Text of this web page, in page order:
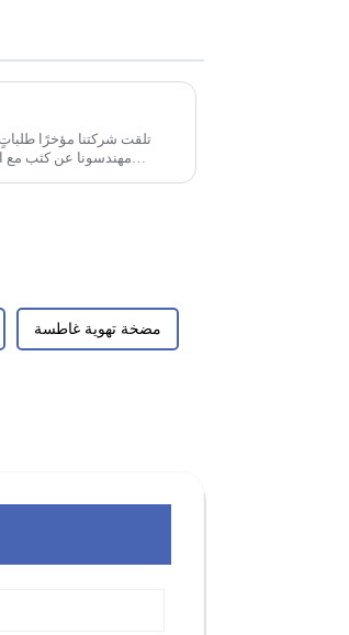
تلقت شركتنا مؤخرًا
مهندسونا عن كثب مع
مضخة تهوية غاطسة